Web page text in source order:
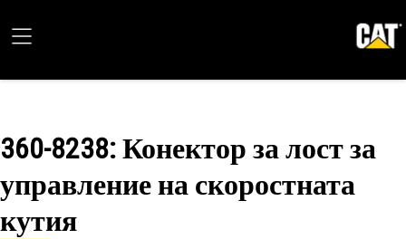
360-8238: Конектор за лост за
управление на скоростната
кутия